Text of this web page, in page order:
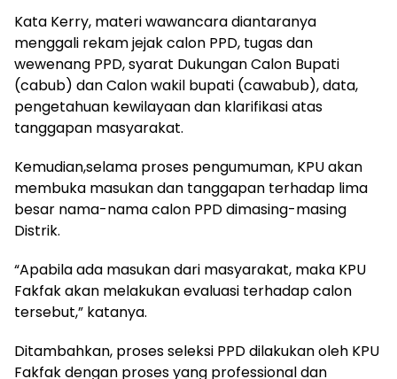
Kata Kerry, materi wawancara diantaranya
menggali rekam jejak calon PPD, tugas dan
wewenang PPD, syarat Dukungan Calon Bupati
(cabub) dan Calon wakil bupati (cawabub), data,
pengetahuan kewilayaan dan klarifikasi atas
tanggapan masyarakat.
Kemudian,selama proses pengumuman, KPU akan
membuka masukan dan tanggapan terhadap lima
besar nama-nama calon PPD dimasing-masing
Distrik.
“Apabila ada masukan dari masyarakat, maka KPU
Fakfak akan melakukan evaluasi terhadap calon
tersebut,” katanya.
Ditambahkan, proses seleksi PPD dilakukan oleh KPU
Fakfak dengan proses yang professional dan